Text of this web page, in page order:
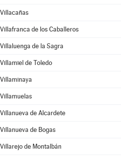
Villacañas
Villafranca de los Caballeros
Villaluenga de la Sagra
Villamiel de Toledo
Villaminaya
Villamuelas
Villanueva de Alcardete
Villanueva de Bogas
Villarejo de Montalbán